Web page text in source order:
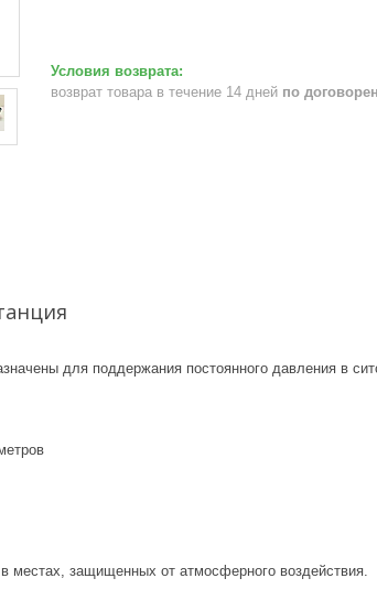
возврат товара в течение 14 дней по
для поддержания постоянного давления в
местах, защищенных от атмосферного воздействия.